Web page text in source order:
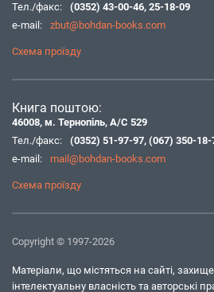
Тел./факс:
(0352) 43-00-46, 25-18-09
e-mail:
zbut@bohdan-books.com
Схема проїзду
Книга поштою:
46008, м. Тернопіль, А/С 529
Тел./факс:
(0352) 51-97-97, (067) 350-18-
e-mail:
mail@bohdan-books.com
Схема проїзду
Copyright © 1997-2026
Матеріали, що містяться на сайті,
інтелектуальну власність та авторські